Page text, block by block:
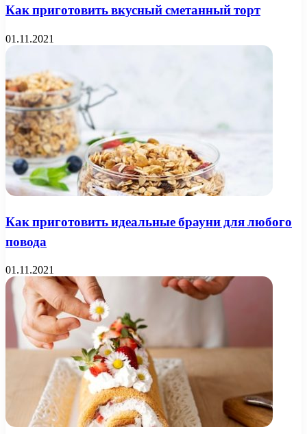
Как приготовить вкусный сметанный торт
01.11.2021
Как приготовить идеальные брауни для любого
повода
01.11.2021